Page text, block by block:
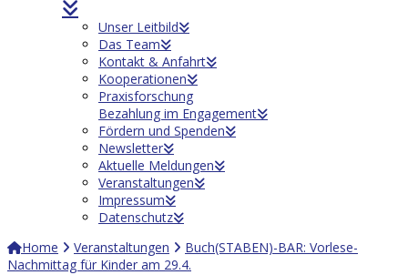
Unser Leitbild
Das Team
Kontakt & Anfahrt
Kooperationen
Praxisforschung
Bezahlung im Engagement
Fördern und Spenden
Newsletter
Aktuelle Meldungen
Veranstaltungen
Impressum
Datenschutz
Home
Veranstaltungen
Buch(STABEN)-BAR: Vorlese-
Nachmittag für Kinder am 29.4.